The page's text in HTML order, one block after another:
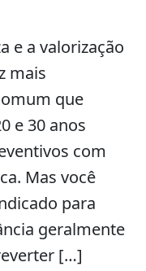
e a valorização
mais
que
e 30 anos
com
Mas você
para
geralmente
[…]